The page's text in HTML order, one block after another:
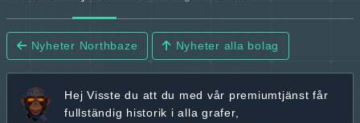
Nyheter Northbaze Nyheter alla bolag
Hej Visste du att du med vår premiumtjänst får
fullständig historik i alla grafer,